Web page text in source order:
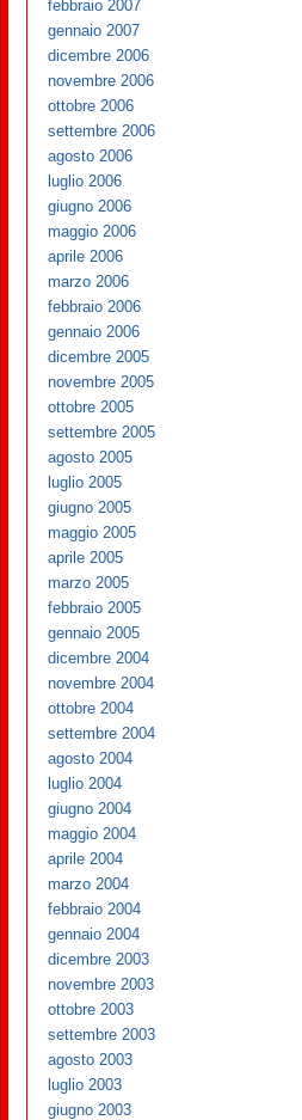
febbraio 2007
gennaio 2007
dicembre 2006
novembre 2006
ottobre 2006
settembre 2006
agosto 2006
luglio 2006
giugno 2006
maggio 2006
aprile 2006
marzo 2006
febbraio 2006
gennaio 2006
dicembre 2005
novembre 2005
ottobre 2005
settembre 2005
agosto 2005
luglio 2005
giugno 2005
maggio 2005
aprile 2005
marzo 2005
febbraio 2005
gennaio 2005
dicembre 2004
novembre 2004
ottobre 2004
settembre 2004
agosto 2004
luglio 2004
giugno 2004
maggio 2004
aprile 2004
marzo 2004
febbraio 2004
gennaio 2004
dicembre 2003
novembre 2003
ottobre 2003
settembre 2003
agosto 2003
luglio 2003
giugno 2003